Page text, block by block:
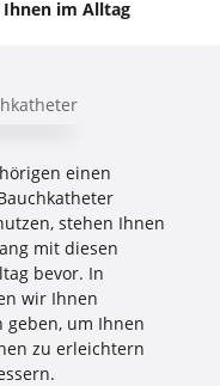
Ihnen im Alltag
einen
stehen Ihnen
mit diesen
bevor. In
wir Ihnen
um Ihnen
zu erleichtern